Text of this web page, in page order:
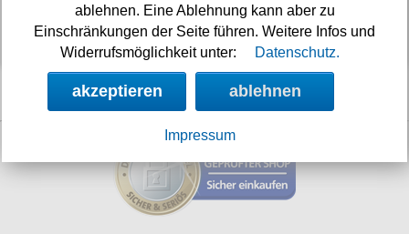
Hot Rod
Nordische Götterwelt
Ostzone
Punkrock
Rockabilly
Wikinger
Verfügbarkeit:sofort| Lieferzeit:1-3 Werktage
Marke:Thor Steinar|Art.-Nr.: KPS19148a
weitere Thor Steinar Empfehlungen:
ablehnen. Eine Ablehnung kann aber zu
Einschränkungen der Seite führen. Weitere Infos und
Widerrufsmöglichkeit unter:
Datenschutz.
akzeptieren ablehnen
Impressum